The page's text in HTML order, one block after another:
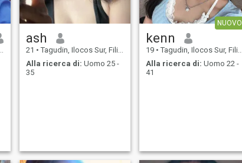
ash
21 • Tagudin, Ilocos Sur, Filippine
Alla ricerca di: Uomo 25 -
35
NUOVO
kenn
19 • Tagudin, Ilocos Sur, Filippine
Alla ricerca di: Uomo 22 -
41